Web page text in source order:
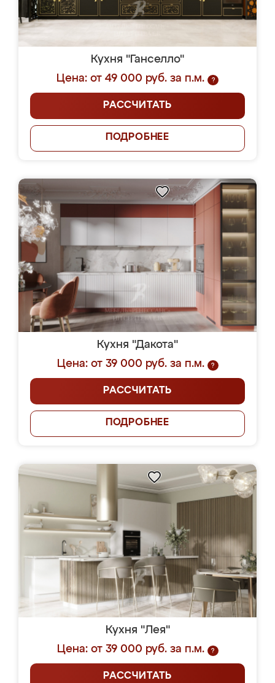
Кухня "Ганселло"
Цена: от 49 000 руб. за п.м.
?
РАССЧИТАТЬ
ПОДРОБНЕЕ
Кухня "Дакота"
Цена: от 39 000 руб. за п.м.
?
РАССЧИТАТЬ
ПОДРОБНЕЕ
Кухня "Лея"
Цена: от 39 000 руб. за п.м.
?
РАССЧИТАТЬ